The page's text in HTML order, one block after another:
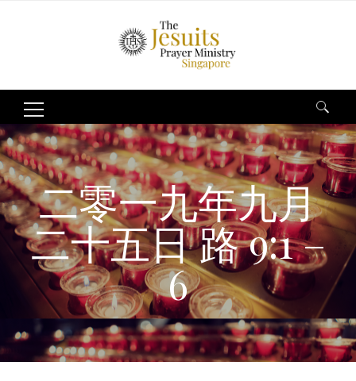
Search
for:
二零一九年九月
二十五日 路 9:1 –
6